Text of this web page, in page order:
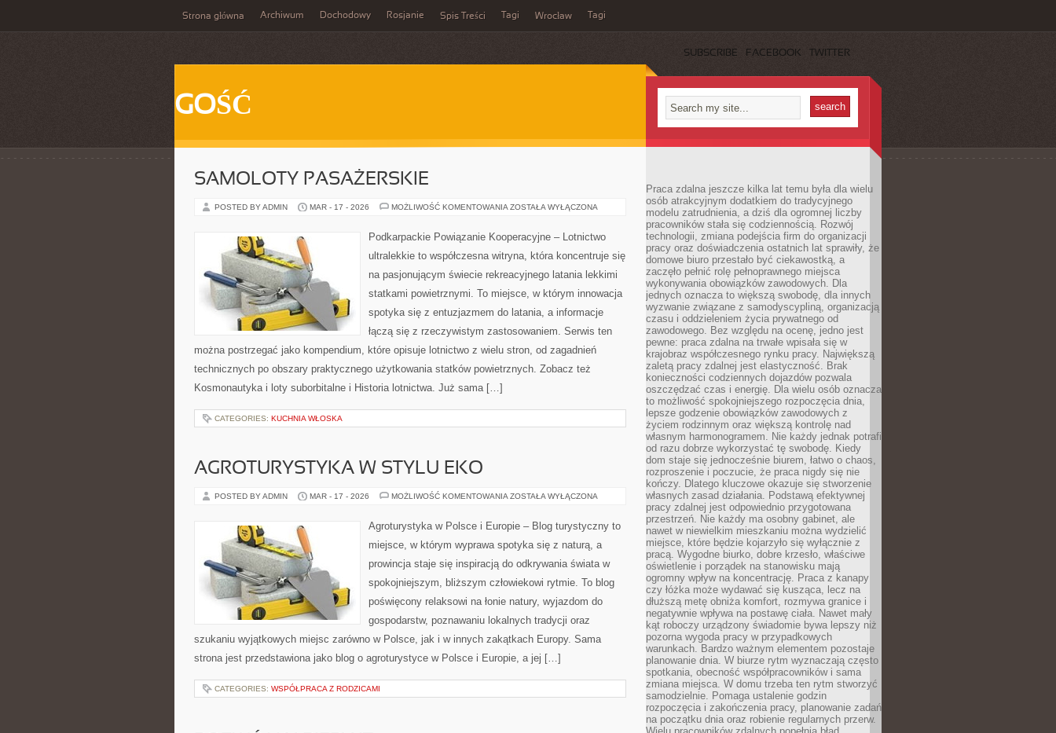
Strona główna Archiwum Dochodowy Rosjanie Spis Treści Tagi Wrocław Tagi
SUBSCRIBE FACEBOOK TWITTER
GOŚĆ
SAMOLOTY PASAŻERSKIE
POSTED BY ADMIN MAR - 17 - 2026 MOŻLIWOŚĆ KOMENTOWANIA SAMOLOTY
ZOSTAŁA WYŁĄCZONA
Podkarpackie Powiązanie Kooperacyjne – Lotnictwo
ultralekkie to współczesna witryna, która koncentruje się
na pasjonującym świecie rekreacyjnego latania lekkimi
statkami powietrznymi. To miejsce, w którym innowacja
spotyka się z entuzjazmem do latania, a informacje
łączą się z rzeczywistym zastosowaniem. Serwis ten
można postrzegać jako kompendium, które opisuje lotnictwo z wielu stron, od zagadnień
technicznych po obszary praktycznego użytkowania statków powietrznych. Zobacz też
Kosmonautyka i loty suborbitalne i Historia lotnictwa. Już sama […]
CATEGORIES: KUCHNIA WŁOSKA
AGROTURYSTYKA W STYLU EKO
POSTED BY ADMIN MAR - 17 - 2026 MOŻLIWOŚĆ KOMENTOWANIA AGROTURYSTYKA
EKO
ZOSTAŁA WYŁĄCZONA
Agroturystyka w Polsce i Europie – Blog turystyczny to
miejsce, w którym wyprawa spotyka się z naturą, a
prowincja staje się inspiracją do odkrywania świata w
spokojniejszym, bliższym człowiekowi rytmie. To blog
poświęcony relaksowi na łonie natury, wyjazdom do
gospodarstw, poznawaniu lokalnych tradycji oraz
szukaniu wyjątkowych miejsc zarówno w Polsce, jak i w innych zakątkach Europy. Sama
strona jest przedstawiona jako blog o agroturystyce w Polsce i Europie, a jej […]
CATEGORIES: WSPÓŁPRACA Z RODZICAMI
Praca zdalna jeszcze kilka lat temu była dla wielu
osób atrakcyjnym dodatkiem do tradycyjnego
modelu zatrudnienia, a dziś dla ogromnej liczby
pracowników stała się codziennością. Rozwój
technologii, zmiana podejścia firm do organizacji
pracy oraz doświadczenia ostatnich lat sprawiły, że
domowe biuro przestało być ciekawostką, a
zaczęło pełnić rolę pełnoprawnego miejsca
wykonywania obowiązków zawodowych. Dla
jednych oznacza to większą swobodę, dla innych
wyzwanie związane z samodyscypliną, organizacją
czasu i oddzieleniem życia prywatnego od
zawodowego. Bez względu na ocenę, jedno jest
pewne: praca zdalna na trwałe wpisała się w
krajobraz współczesnego rynku pracy. Największą
zaletą pracy zdalnej jest elastyczność. Brak
konieczności codziennych dojazdów pozwala
oszczędzać czas i energię. Dla wielu osób oznacza
to możliwość spokojniejszego rozpoczęcia dnia,
lepsze godzenie obowiązków zawodowych z
życiem rodzinnym oraz większą kontrolę nad
własnym harmonogramem. Nie każdy jednak potrafi
od razu dobrze wykorzystać tę swobodę. Kiedy
dom staje się jednocześnie biurem, łatwo o chaos,
rozproszenie i poczucie, że praca nigdy się nie
kończy. Dlatego kluczowe okazuje się stworzenie
własnych zasad działania. Podstawą efektywnej
pracy zdalnej jest odpowiednio przygotowana
przestrzeń. Nie każdy ma osobny gabinet, ale
nawet w niewielkim mieszkaniu można wydzielić
miejsce, które będzie kojarzyło się wyłącznie z
pracą. Wygodne biurko, dobre krzesło, właściwe
oświetlenie i porządek na stanowisku mają
ogromny wpływ na koncentrację. Praca z kanapy
czy łóżka może wydawać się kusząca, lecz na
dłuższą metę obniża komfort, rozmywa granice i
negatywnie wpływa na postawę ciała. Nawet mały
kąt roboczy urządzony świadomie bywa lepszy niż
pozorna wygoda pracy w przypadkowych
warunkach. Bardzo ważnym elementem pozostaje
planowanie dnia. W biurze rytm wyznaczają często
spotkania, obecność współpracowników i sama
zmiana miejsca. W domu trzeba ten rytm stworzyć
samodzielnie. Pomaga ustalenie godzin
rozpoczęcia i zakończenia pracy, planowanie zadań
na początku dnia oraz robienie regularnych przerw.